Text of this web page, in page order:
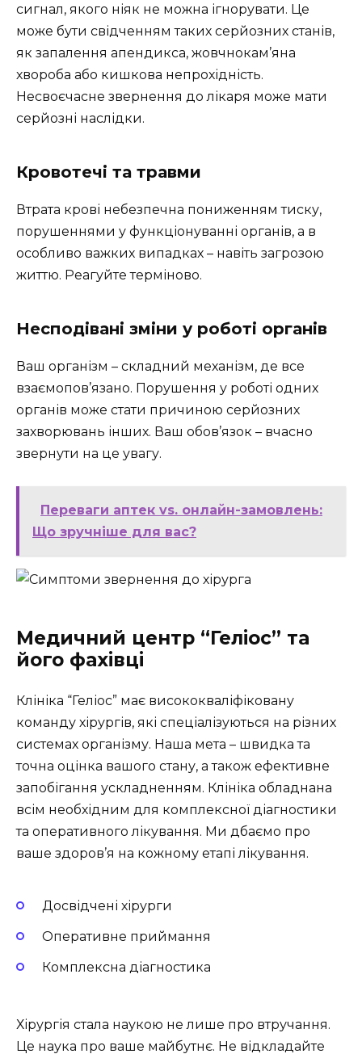
сигнал, якого ніяк не можна ігнорувати. Це
може бути свідченням таких серйозних станів,
як запалення апендикса, жовчнокам’яна
хвороба або кишкова непрохідність.
Несвоєчасне звернення до лікаря може мати
серйозні наслідки.
Кровотечі та травми
Втрата крові небезпечна пониженням тиску,
порушеннями у функціонуванні органів, а в
особливо важких випадках – навіть загрозою
життю. Реагуйте терміново.
Несподівані зміни у роботі органів
Ваш організм – складний механізм, де все
взаємопов’язано. Порушення у роботі одних
органів може стати причиною серйозних
захворювань інших. Ваш обов’язок – вчасно
звернути на це увагу.
Переваги аптек vs. онлайн-замовлень:
Що зручніше для вас?
Медичний центр “Геліос” та
його фахівці
Клініка “Геліос” має висококваліфіковану
команду хірургів, які спеціалізуються на різних
системах організму. Наша мета – швидка та
точна оцінка вашого стану, а також ефективне
запобігання ускладненням. Клініка обладнана
всім необхідним для комплексної діагностики
та оперативного лікування. Ми дбаємо про
ваше здоров’я на кожному етапі лікування.
Досвідчені хірурги
Оперативне приймання
Комплексна діагностика
Хірургія стала наукою не лише про втручання.
Це наука про ваше майбутнє. Не відкладайте